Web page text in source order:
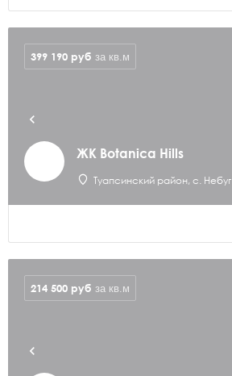
ЖК Botanica Hills
Туапсинский район, с. Небуг
399 190 руб за кв.м
214 500 руб за кв.м